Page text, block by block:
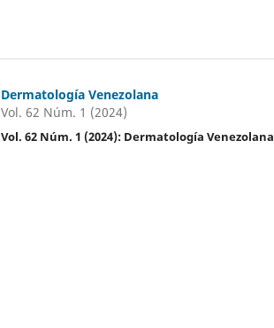
Dermatología Venezolana
Vol. 62 Núm. 1 (2024)
Vol. 62 Núm. 1 (2024): Dermatología Venezolana